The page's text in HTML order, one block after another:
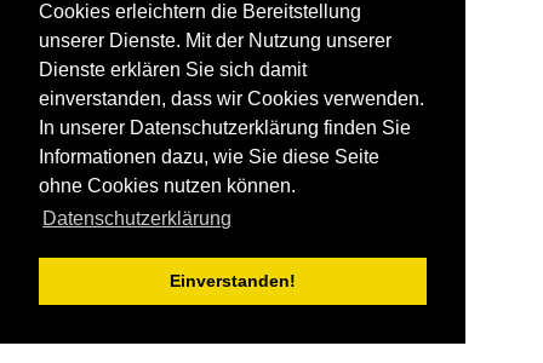
Cookies erleichtern die Bereitstellung
unserer Dienste. Mit der Nutzung unserer
Dienste erklären Sie sich damit
einverstanden, dass wir Cookies verwenden.
In unserer Datenschutzerklärung finden Sie
Informationen dazu, wie Sie diese Seite
ohne Cookies nutzen können.
Datenschutzerklärung
Einverstanden!